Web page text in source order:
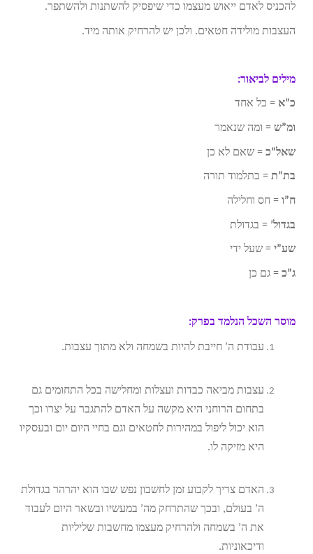
להכניס לאדם ייאוש מעצמו כדי שיפסיק להשתנות ולהשתפר.
העצבות מולידה חטאים. ולכן יש להרחיק אותה מיד.
מילים לביאור:
כ”א = כל אחד
ומ”ש = ומה שנאמר
שאל”כ = שאם לא כן
בת”ת = בתלמוד תורה
ח”ו = חס וחלילה
בגדול’ = בגדולת
שע”י = שעל ידי
ג”כ = גם כן
מוסר השכל הנלמד בפרק:
עבודת ה’ חייבת להיות בשמחה ולא מתוך עצבות.
עצבות מביאה כבדות ועצלות ומחלישה בכל התחומים גם
בתחום הרוחני היא מקשה על האדם להתגבר על יצרו וכך
הוא יכול ליפול במהירות לחטאים וגם בחיי היום יום ובעסקיו
היא מזיקה לו.
האדם צריך לקבוע זמן לחשבון נפש שבו הוא יהרהר בגדולת
ה’ בעולם, ובכך שהתרחק מה’ במעשיו ובשאר היום לעבוד
את ה’ בשמחה ולהרחיק מעצמו מחשבות שליליות
ודיכאוניות.